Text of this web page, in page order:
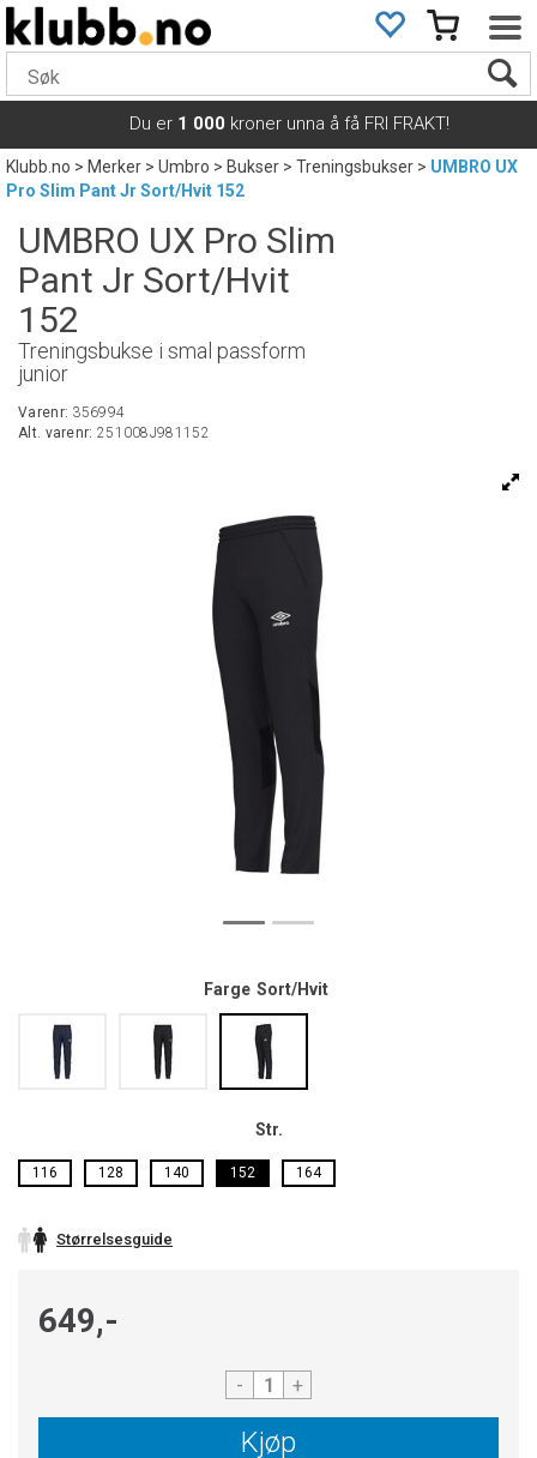
Du er 1 000 kroner unna å få FRI FRAKT!
Klubb.no>Merker>Umbro>Bukser>Treningsbukser>UMBRO UX
Pro Slim Pant Jr Sort/Hvit 152
UMBRO UX Pro Slim
Pant Jr Sort/Hvit
152
Treningsbukse i smal passform
junior
Varenr: 356994
Alt. varenr: 251008J981152
Farge Sort/Hvit
Str.
116 128 140 152 164
Størrelsesguide
649,-
- +
Kjøp